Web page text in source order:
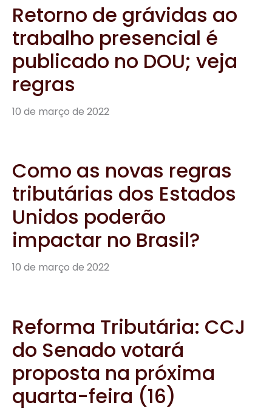
Retorno de grávidas ao
trabalho presencial é
publicado no DOU; veja
regras
10 de março de 2022
Como as novas regras
tributárias dos Estados
Unidos poderão
impactar no Brasil?
10 de março de 2022
Reforma Tributária: CCJ
do Senado votará
proposta na próxima
quarta-feira (16)